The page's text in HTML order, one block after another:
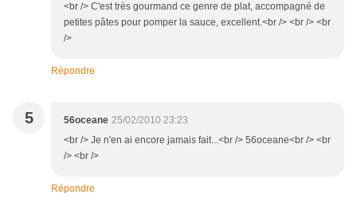
<br /> C'est très gourmand ce genre de plat, accompagné de
petites pâtes pour pomper la sauce, excellent.<br /> <br /> <br
/>
Répondre
5 56oceane 25/02/2010 23:23
<br /> Je n'en ai encore jamais fait...<br /> 56oceane<br /> <br
/> <br />
Répondre